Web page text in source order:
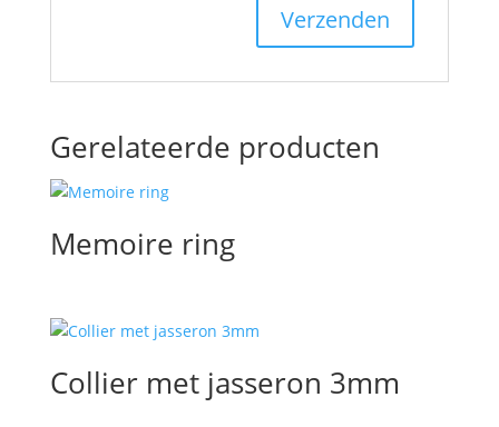
Gerelateerde producten
Memoire ring
Collier met jasseron 3mm